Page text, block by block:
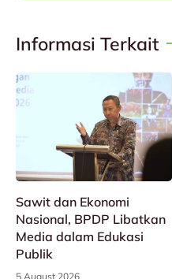
Informasi Terkait
Sawit dan Ekonomi
Nasional, BPDP Libatkan
Media dalam Edukasi
Publik
5 August 2026